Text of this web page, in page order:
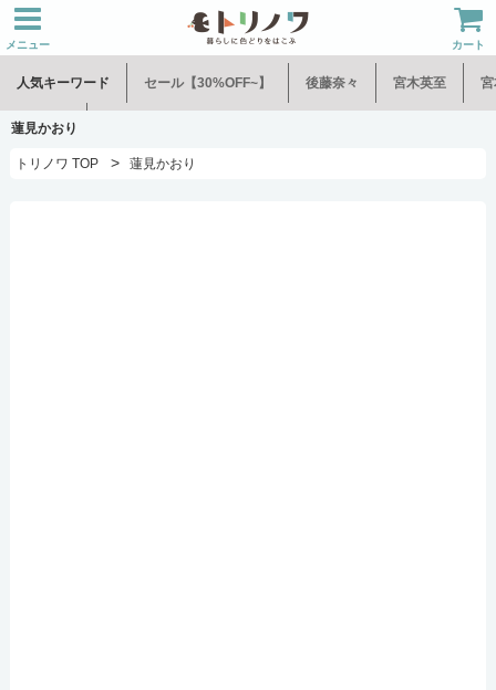
メニュー カート
人気キーワード セール【30%OFF~】 後藤奈々 宮木英至 宮
水谷和音
蓮見かおり
トリノワ TOP > 蓮見かおり